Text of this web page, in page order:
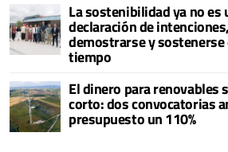
La sostenibilidad ya no es
declaración de
demostrarse y sostenerse
tiempo
El dinero para renovables
corto: dos convocatorias
presupuesto un 110%